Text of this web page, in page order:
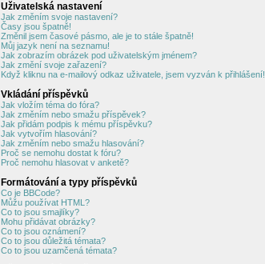
Uživatelská nastavení
Jak změním svoje nastavení?
Časy jsou špatně!
Změnil jsem časové pásmo, ale je to stále špatně!
Můj jazyk není na seznamu!
Jak zobrazím obrázek pod uživatelským jménem?
Jak změní svoje zařazení?
Když kliknu na e-mailový odkaz uživatele, jsem vyzván k přihlášení!
Vkládání příspěvků
Jak vložím téma do fóra?
Jak změním nebo smažu příspěvek?
Jak přidám podpis k mému příspěvku?
Jak vytvořím hlasování?
Jak změním nebo smažu hlasování?
Proč se nemohu dostat k fóru?
Proč nemohu hlasovat v anketě?
Formátování a typy příspěvků
Co je BBCode?
Můžu používat HTML?
Co to jsou smajlíky?
Mohu přidávat obrázky?
Co to jsou oznámení?
Co to jsou důležitá témata?
Co to jsou uzamčená témata?